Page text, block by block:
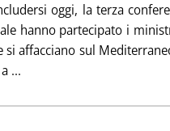
oggi, la terza
hanno partecipato i
si affacciano sul
...